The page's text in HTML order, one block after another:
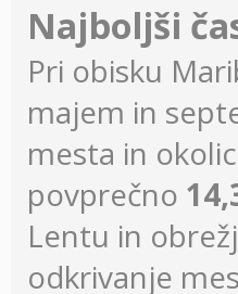
Najboljši
Pri obisku
majem in
mesta in
povprečno
Lentu in
odkrivanje